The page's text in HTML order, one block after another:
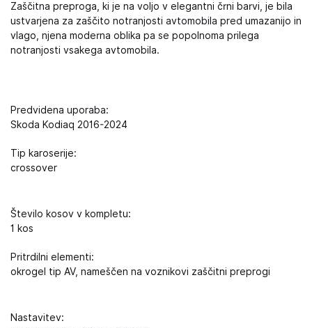
Zaščitna preproga, ki je na voljo v elegantni črni barvi, je bila
ustvarjena za zaščito notranjosti avtomobila pred umazanijo in
vlago, njena moderna oblika pa se popolnoma prilega
notranjosti vsakega avtomobila.
Predvidena uporaba:
Skoda Kodiaq 2016-2024
Tip karoserije:
crossover
Število kosov v kompletu:
1 kos
Pritrdilni elementi:
okrogel tip AV, nameščen na voznikovi zaščitni preprogi
Nastavitev: